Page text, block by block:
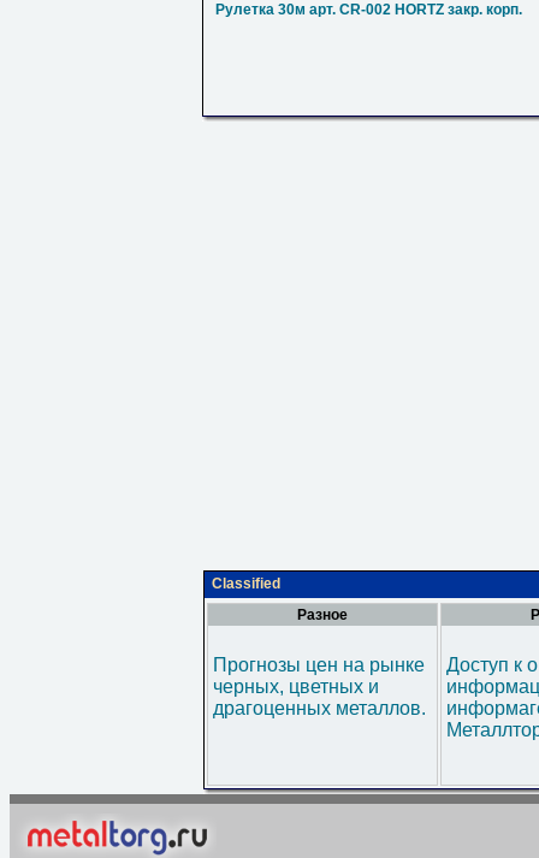
Рулетка 30м арт. CR-002 HORTZ закр. корп.
Classified
Разное
Прогнозы цен на рынке
черных, цветных и
драгоценных металлов.
Доступ к